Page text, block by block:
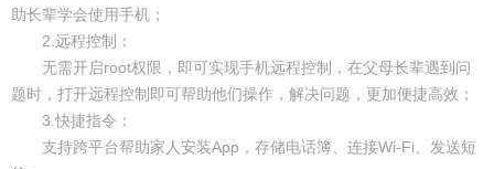
助长辈学会使用手机；
2.远程控制：
无需开启root权限，即可实现手机远程控制，在父母长辈遇到问
题时，打开远程控制即可帮助他们操作，解决问题，更加便捷高效；
3.快捷指令：
支持跨平台帮助家人安装App，存储电话簿、连接Wi-Fi、发送短